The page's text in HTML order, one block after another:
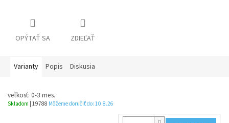
OPÝTAŤ SA ZDIEĽAŤ
Varianty Popis Diskusia
veľkosť: 0-3 mes.
Skladom | 19788 Môžeme doručiť do: 10.8.26